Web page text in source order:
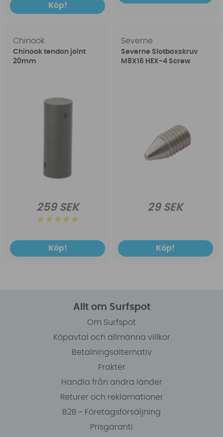
Köp!
Chinook
Chinook tendon joint
20mm
259 SEK
Köp!
Severne
Severne Slotboxskruv
M8X16 HEX-4 Screw
29 SEK
Köp!
Allt om Surfspot
Om Surfspot
Köpavtal och allmänna villkor
Betalningsalternativ
Frakter
Handla från andra länder
Returer och reklamationer
B2B - Företagsförsäljning
Prisgaranti